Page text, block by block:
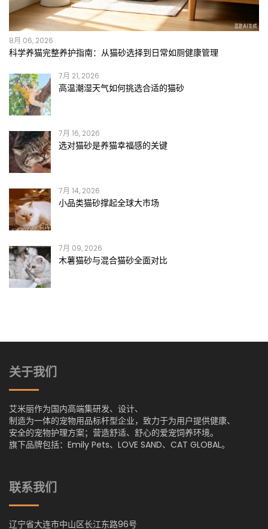
8月 06, 2026
科学养猫完整养护指南：从猫砂选择到日常如厕健康管理
7月 21, 2026
高温潮湿天气如何挑选合适的猫砂
7月 16, 2026
选对猫砂是养猫幸福感的关键
7月 14, 2026
小品类猫砂撑起全球大市场
7月 09, 2026
木薯猫砂与混合猫砂全面对比
关于我们
艾米丽作为国内高端集研发、设计、
制造为一体的宠物用品标杆型企业，致力于为用户提供健康、
安全的宠物护理方案；营造舒适、舒心的爱宠饲养环境。
旗下品牌包括：Emily Pets、LOVE SAND、CAT GLOBAL。
联系我们
辽宁省大连市中山区长江东路96号